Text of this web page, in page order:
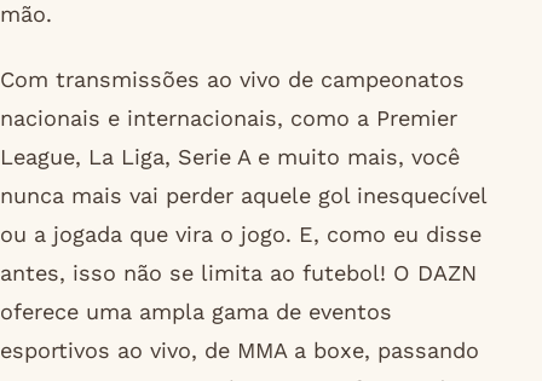
mão.
Com transmissões ao vivo de campeonatos
nacionais e internacionais, como a Premier
League, La Liga, Serie A e muito mais, você
nunca mais vai perder aquele gol inesquecível
ou a jogada que vira o jogo. E, como eu disse
antes, isso não se limita ao futebol! O DAZN
oferece uma ampla gama de eventos
esportivos ao vivo, de MMA a boxe, passando